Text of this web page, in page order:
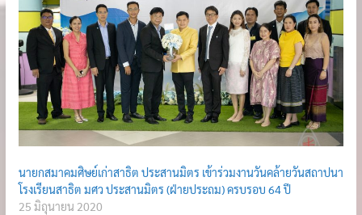
นายกสมาคมศิษย์เก่าสาธิต ประสานมิตร เข้าร่วมงานวันคล้ายวันสถาปนา
โรงเรียนสาธิต มศว ประสานมิตร (ฝ่ายประถม) ครบรอบ 64 ปี
25 มิถุนายน 2020